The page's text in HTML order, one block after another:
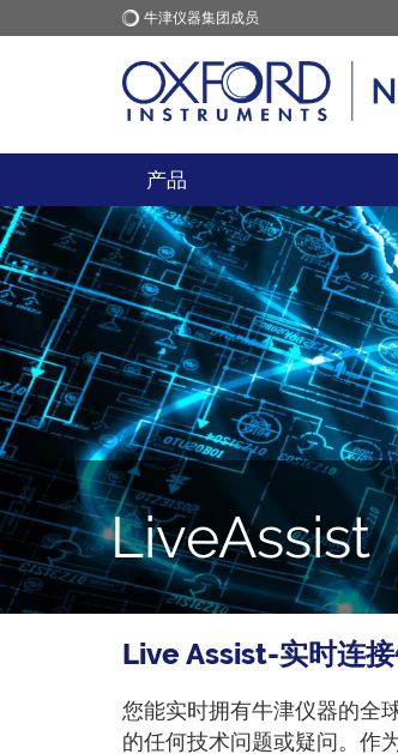
牛津仪器集团成员
牛津仪器
产品
LiveAssist
Live Assist-实时连
您能实时拥有牛津仪器的全
的任何技术问题或疑问。作